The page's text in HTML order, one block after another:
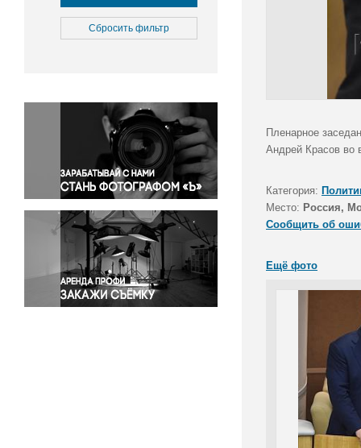
Культура
Медицина
Окружающая среда
Политика
Правосудие
Происшествия и конфликты
Религия
Светская жизнь
Спорт
Экология
Экономика и бизнес
Сбросить фильтр
Пленарное
Андрей Красов во
Категория:
Место: Россия,
Сообщить об
Ещё фото